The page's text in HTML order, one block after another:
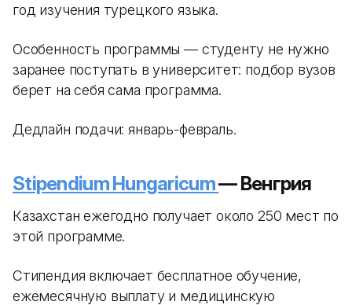
год изучения турецкого языка.
Особенность программы — студенту не нужно
заранее поступать в университет: подбор вузов
берет на себя сама программа.
Дедлайн подачи: январь-февраль.
Stipendium Hungaricum— Венгрия
Казахстан ежегодно получает около 250 мест по
этой программе.
Стипендия включает бесплатное обучение,
ежемесячную выплату и медицинскую